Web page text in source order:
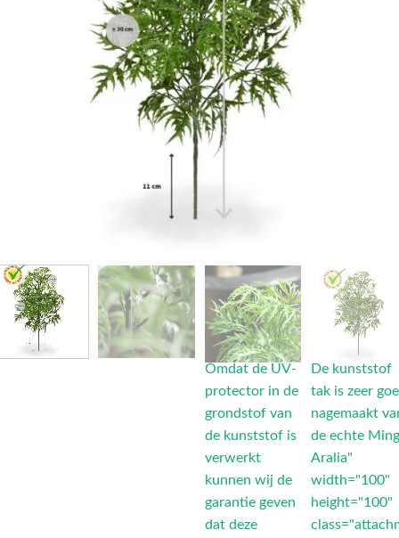
Omdat de UV-
protector in de
grondstof van
de kunststof is
verwerkt
kunnen wij de
garantie geven
dat deze
De kunststof
tak is zeer
nagemaakt
de echte
Aralia"
width="100"
height="100"